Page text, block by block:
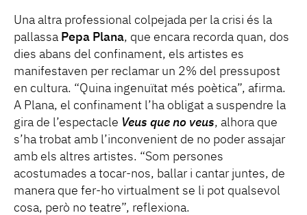
Una altra professional colpejada per la crisi és la
pallassa Pepa Plana, que encara recorda quan, dos
dies abans del confinament, els artistes es
manifestaven per reclamar un 2% del pressupost
en cultura. “Quina ingenuïtat més poètica”, afirma.
A Plana, el confinament l’ha obligat a suspendre la
gira de l’espectacle Veus que no veus, alhora que
s’ha trobat amb l’inconvenient de no poder assajar
amb els altres artistes. “Som persones
acostumades a tocar-nos, ballar i cantar juntes, de
manera que fer-ho virtualment se li pot qualsevol
cosa, però no teatre”, reflexiona.